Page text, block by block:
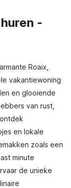
-
Roaix,
vakantiewoning
en glooiende
van rust,
en lokale
zoals een
minute
de unieke